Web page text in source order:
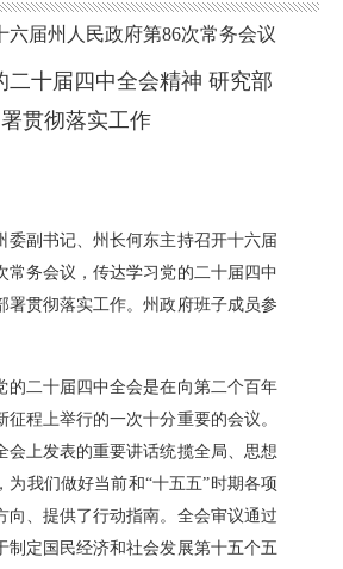
六届州人民政府第86次常务会议
二十届四中全会精神 研究部
署贯彻落实工作
委副书记、州长何东主持召开十六届
常务会议，传达学习党的二十届四中
署贯彻落实工作。州政府班子成员参
的二十届四中全会是在向第二个百年
征程上举行的一次十分重要的会议。
会上发表的重要讲话统揽全局、思想
为我们做好当前和“十五五”时期各项
向、提供了行动指南。全会审议通过
制定国民经济和社会发展第十五个五